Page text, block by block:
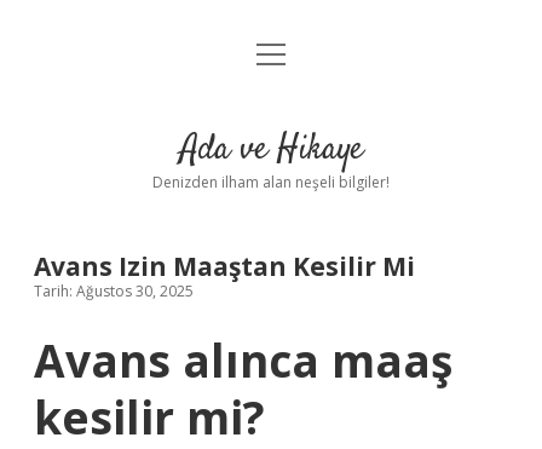
Anasayfa
Yasal Uyarı
menüyü
Ada ve Hikaye
Denizden ilham alan neşeli bilgiler!
Avans Izin Maaştan Kesilir Mi
Tarih: Ağustos 30, 2025
Avans alınca maaş
kesilir mi?